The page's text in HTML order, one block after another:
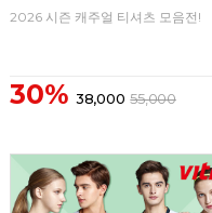
2026 시즌 캐주얼 티셔츠 모음전!
30% 38,000 55,000